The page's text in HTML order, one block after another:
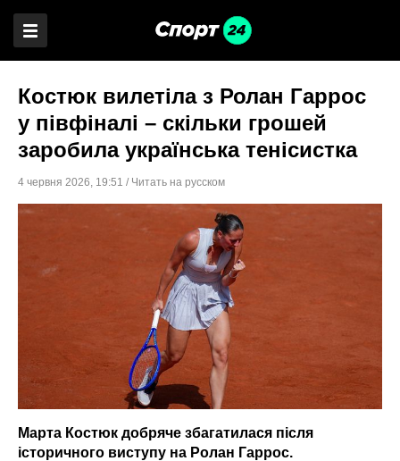
Костюк вилетіла з Ролан Гаррос
у півфіналі – скільки грошей
заробила українська тенісистка
4 червня 2026, 19:51 / Читать на русском
Марта Костюк добряче збагатилася після
історичного виступу на Ролан Гаррос.